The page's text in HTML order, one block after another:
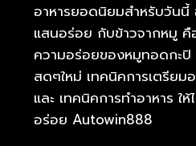
อาหารยอดนิยมสำหรับวันนี้
แสนอร่อย กับข้าวจากหมู
ความอร่อยของหมูทอดก
สดๆใหม่ เทคนิคการเตรียม
และ เทคนิคการทำอาหาร ใ
อร่อย Autowin888